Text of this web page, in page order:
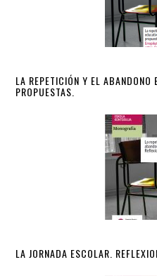
LA REPETICIÓN Y EL ABANDONO
PROPUESTAS.
LA JORNADA ESCOLAR.